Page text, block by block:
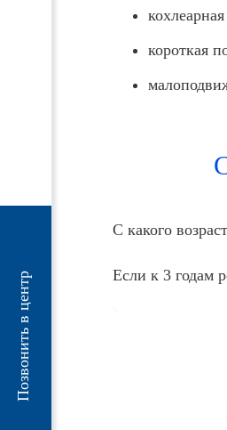
Позвонить в центр
короткая
С какого
Если к 3 годам